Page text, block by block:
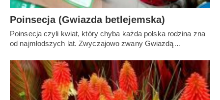
Poinsecja (Gwiazda betlejemska)
Poinsecja czyli kwiat, który chyba każda polska rodzina zna
od najmłodszych lat. Zwyczajowo zwany Gwiazdą…